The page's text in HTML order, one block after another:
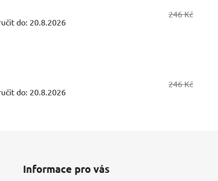
do: 20.8.2026
246 Kč
do: 20.8.2026
246 Kč
Informace pro vás